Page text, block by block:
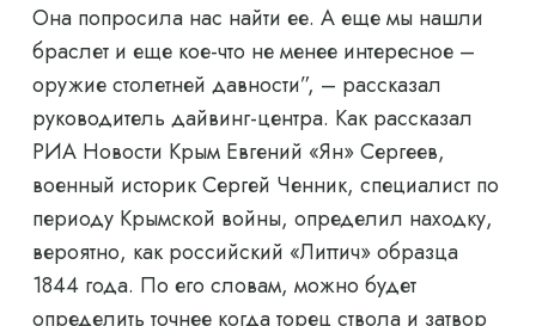
Она попросила нас найти ее. А еще мы нашли
браслет и еще кое-что не менее интересное –
оружие столетней давности”, – рассказал
руководитель дайвинг-центра. Как рассказал
РИА Новости Крым Евгений «Ян» Сергеев,
военный историк Сергей Ченник, специалист по
периоду Крымской войны, определил находку,
вероятно, как российский «Литтич» образца
1844 года. По его словам, можно будет
определить точнее когда торец ствола и затвор